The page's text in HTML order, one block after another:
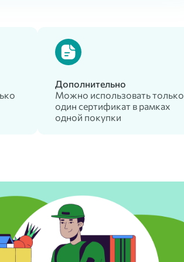
Дополнительно
Можно использовать только
один сертификат в рамках
одной покупки